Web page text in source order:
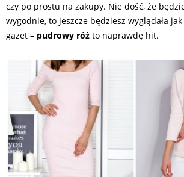
czy po prostu na zakupy. Nie dość, że
wygodnie, to jeszcze będziesz wyglądała
gazet – pudrowy róż to naprawdę hit.